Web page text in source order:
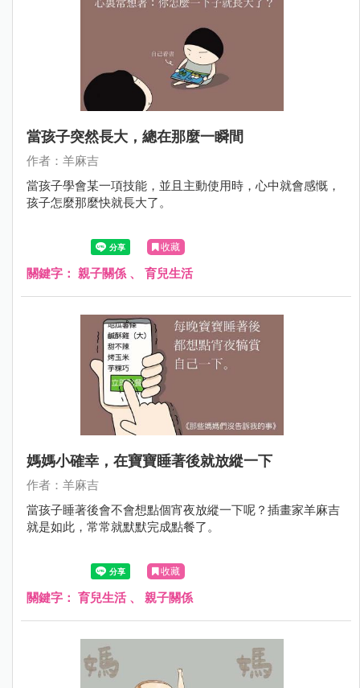
當孩子突然長大，總在那麼一瞬間
作者：羊麻吉
當孩子學會某一項技能，並且主動使用時，心中就會感慨，
孩子怎麼那麼快就長大了。
收藏
關鍵字： 親子關係 、 育兒生活
媽媽小確幸，在寶寶睡著後就放縱一下
作者：羊麻吉
當孩子睡著後會不會想點個宵夜放縱一下呢？插畫家羊麻吉
就是如此，常常就默默完成點餐了。
收藏
關鍵字： 育兒生活、 親子關係